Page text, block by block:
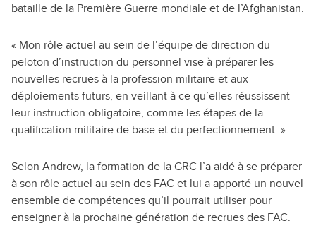
bataille de la Première Guerre mondiale et de l’Afghanistan.
« Mon rôle actuel au sein de l’équipe de direction du
peloton d’instruction du personnel vise à préparer les
nouvelles recrues à la profession militaire et aux
déploiements futurs, en veillant à ce qu’elles réussissent
leur instruction obligatoire, comme les étapes de la
qualification militaire de base et du perfectionnement. »
Selon Andrew, la formation de la GRC l’a aidé à se préparer
à son rôle actuel au sein des FAC et lui a apporté un nouvel
ensemble de compétences qu’il pourrait utiliser pour
enseigner à la prochaine génération de recrues des FAC.